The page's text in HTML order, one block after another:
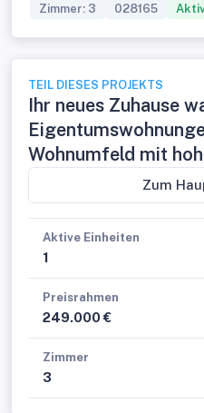
Zimmer: 3 028165
TEIL DIESES PROJEKTS
Ihr neues Zuhause
Wohnumfeld mit
Zum
Aktive Einheiten
1
Preisrahmen
249.000 €
Zimmer
3